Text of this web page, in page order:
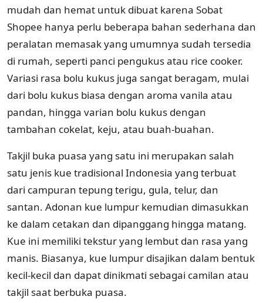
mudah dan hemat untuk dibuat karena Sobat
Shopee hanya perlu beberapa bahan sederhana dan
peralatan memasak yang umumnya sudah tersedia
di rumah, seperti panci pengukus atau rice cooker.
Variasi rasa bolu kukus juga sangat beragam, mulai
dari bolu kukus biasa dengan aroma vanila atau
pandan, hingga varian bolu kukus dengan
tambahan cokelat, keju, atau buah-buahan.
Takjil buka puasa yang satu ini merupakan salah
satu jenis kue tradisional Indonesia yang terbuat
dari campuran tepung terigu, gula, telur, dan
santan. Adonan kue lumpur kemudian dimasukkan
ke dalam cetakan dan dipanggang hingga matang.
Kue ini memiliki tekstur yang lembut dan rasa yang
manis. Biasanya, kue lumpur disajikan dalam bentuk
kecil-kecil dan dapat dinikmati sebagai camilan atau
takjil saat berbuka puasa.